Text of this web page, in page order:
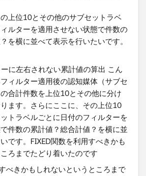
上位10とその他​のサブセットラベ
ルターを適用させない状態で件数の
を横に並べて表示を行いたいです。
べきかもしれないというところまで